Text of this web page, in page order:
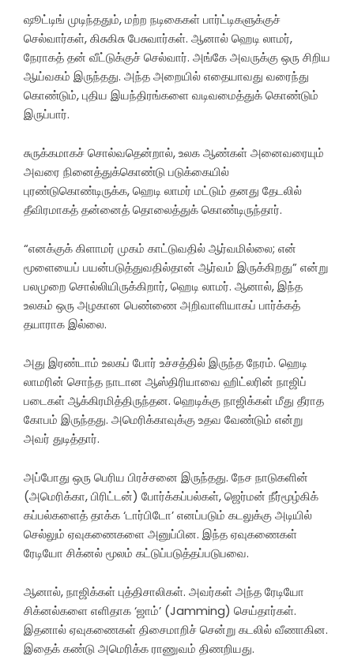
ஷூட்டிங் முடிந்ததும், மற்ற நடிகைகள் பார்ட்டிகளுக்குச்
செல்வார்கள், கிசுகிசு பேசுவார்கள். ஆனால் ஹெடி லாமர்,
நேராகத் தன் வீட்டுக்குச் செல்வார். அங்கே அவருக்கு ஒரு சிறிய
ஆய்வகம் இருந்தது. அந்த அறையில் எதையாவது வரைந்து
கொண்டும், புதிய இயந்திரங்களை வடிவமைத்துக் கொண்டும்
இருப்பார்.
சுருக்கமாகச் சொல்வதென்றால், உலக ஆண்கள் அனைவரையும்
அவரை நினைத்துக்கொண்டு படுக்கையில்
புரண்டுகொண்டிருக்க, ஹெடி லாமர் மட்டும் தனது தேடலில்
தீவிரமாகத் தன்னைத் தொலைத்துக் கொண்டிருந்தார்.
“எனக்குக் கிளாமர் முகம் காட்டுவதில் ஆர்வமில்லை; என்
மூளையைப் பயன்படுத்துவதில்தான் ஆர்வம் இருக்கிறது” என்று
பலமுறை சொல்லியிருக்கிறார், ஹெடி லாமர். ஆனால், இந்த
உலகம் ஒரு அழகான பெண்ணை அறிவாளியாகப் பார்க்கத்
தயாராக இல்லை.
அது இரண்டாம் உலகப் போர் உச்சத்தில் இருந்த நேரம். ஹெடி
லாமரின் சொந்த நாடான ஆஸ்திரியாவை ஹிட்லரின் நாஜிப்
படைகள் ஆக்கிரமித்திருந்தன. ஹெடிக்கு நாஜிக்கள் மீது தீராத
கோபம் இருந்தது. அமெரிக்காவுக்கு உதவ வேண்டும் என்று
அவர் துடித்தார்.
அப்போது ஒரு பெரிய பிரச்சனை இருந்தது. நேச நாடுகளின்
(அமெரிக்கா, பிரிட்டன்) போர்க்கப்பல்கள், ஜெர்மன் நீர்மூழ்கிக்
கப்பல்களைத் தாக்க ‘டார்பிடோ’ எனப்படும் கடலுக்கு அடியில்
செல்லும் ஏவுகணைகளை அனுப்பின. இந்த ஏவுகணைகள்
ரேடியோ சிக்னல் மூலம் கட்டுப்படுத்தப்படுபவை.
ஆனால், நாஜிக்கள் புத்திசாலிகள். அவர்கள் அந்த ரேடியோ
சிக்னல்களை எளிதாக ‘ஜாம்’ (Jamming) செய்தார்கள்.
இதனால் ஏவுகணைகள் திசைமாறிச் சென்று கடலில் வீணாகின.
இதைக் கண்டு அமெரிக்க ராணுவம் திணறியது.